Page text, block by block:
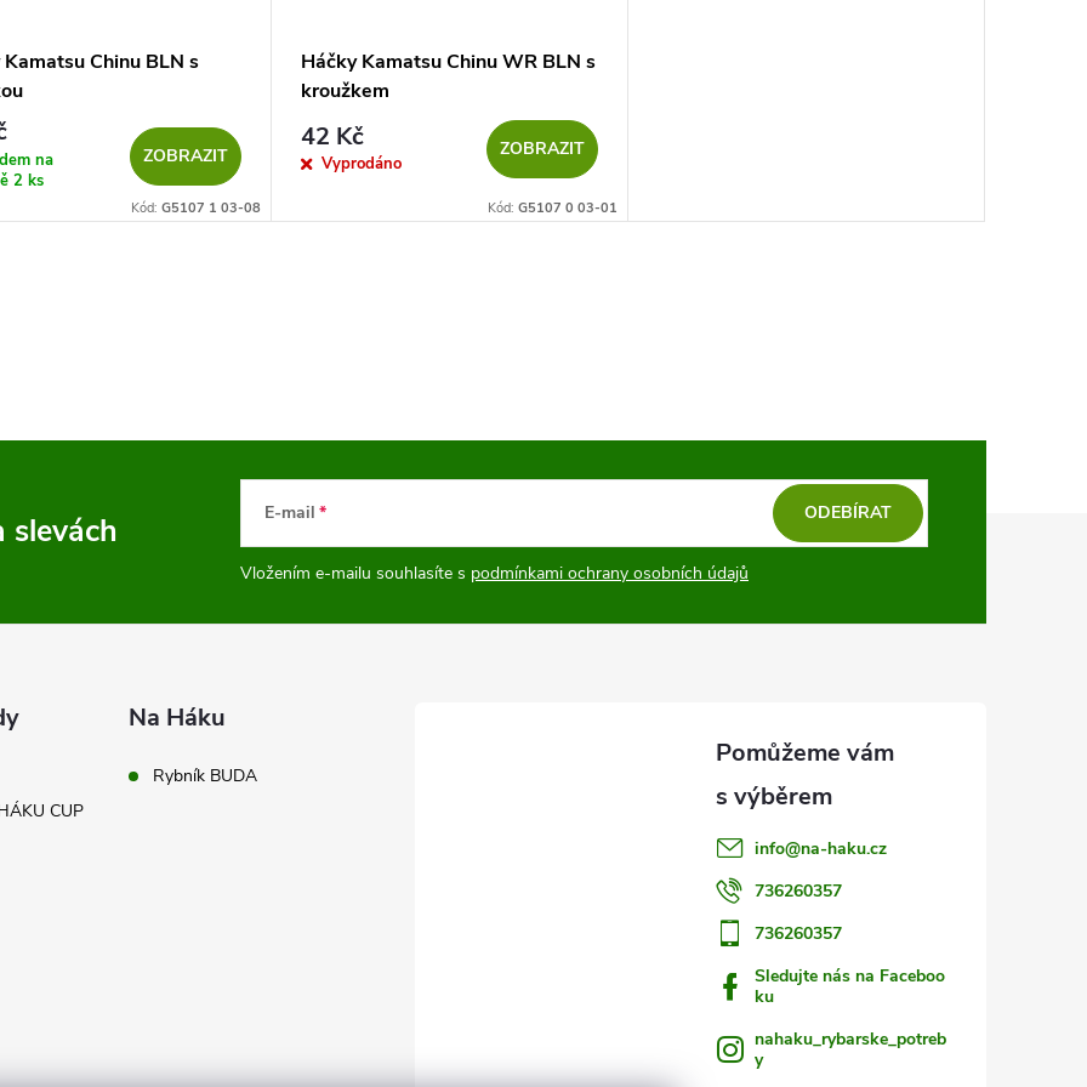
Chinu BLN s
na
2 ks
ZOBRAZIT
Kód: G5107 1 03-08
Háčky Kamatsu Chinu WR BLN s
kroužkem
42 Kč
Vyprodáno
ZOBRAZIT
Kód: G5107 0 03-01
slevách E-mail
Vložením e-mailu souhlasíte s podmínkami ochrany osobních údajů
ODEBÍRAT
CUP
Na Háku
Rybník BUDA
info@na-haku.cz
736260357
736260357
Sledujte nás na Faceboo
ku
nahaku_rybarske_potreb
y